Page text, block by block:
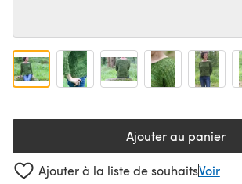
Ajouter au panier
Ajouter à la liste de souhaitsVoir